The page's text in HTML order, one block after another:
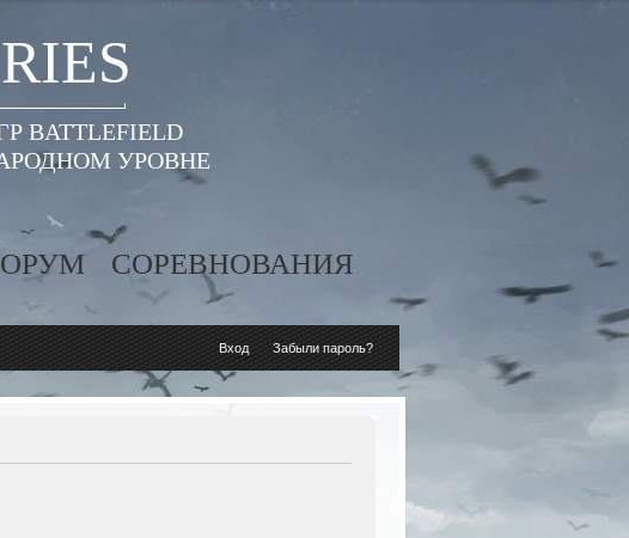
УРОВНЕ
СОРЕВНОВАНИЯ
Вход Забыли пароль?